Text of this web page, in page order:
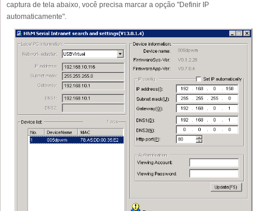
captura de tela abaixo, você precisa marcar a opção "Definir IP
automaticamente".